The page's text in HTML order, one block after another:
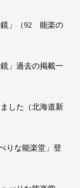
」（92 能楽の
」過去の掲載一
した（北海道新
りな能楽堂」登